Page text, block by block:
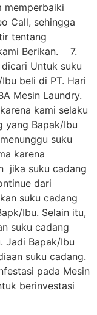
memperbaiki
Call, sehingga
tentang
Berikan. 7.
Untuk suku
beli di PT. Hari
Mesin Laundry.
kami selaku
yang Bapak/Ibu
suku
karena
jika suku cadang
dari
suku cadang
Ibu. Selain itu,
suku cadang
Jadi Bapak/Ibu
suku cadang.
pada Mesin
berinvestasi